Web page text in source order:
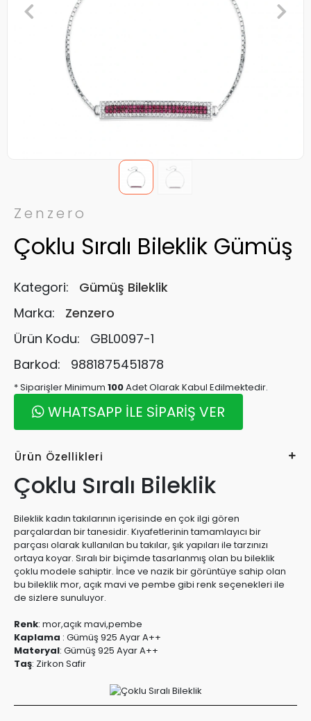
Zenzero
Çoklu Sıralı Bileklik Gümüş
Kategori:
Gümüş Bileklik
Marka:
Zenzero
Ürün Kodu:
GBL0097-1
Barkod:
9881875451878
* Siparişler Minimum 100Adet Olarak Kabul Edilmektedir.
WHATSAPP İLE SİPARİŞ VER
Ürün Özellikleri
Çoklu Sıralı Bileklik
Bileklik kadın takılarının içerisinde en çok ilgi gören
parçalardan bir tanesidir. Kıyafetlerinin tamamlayıcı bir
parçası olarak kullanılan bu takılar, şık yapıları ile tarzınızı
ortaya koyar. Sıralı bir biçimde tasarlanmış olan bu bileklik
çoklu modele sahiptir. İnce ve nazik bir görüntüye sahip olan
bu bileklik mor, açık mavi ve pembe gibi renk seçenekleri ile
de sizlere sunuluyor.
Renk: mor,açık mavi,pembe
Kaplama : Gümüş 925 Ayar A++
Materyal: Gümüş 925 Ayar A++
Taş: Zirkon Safir